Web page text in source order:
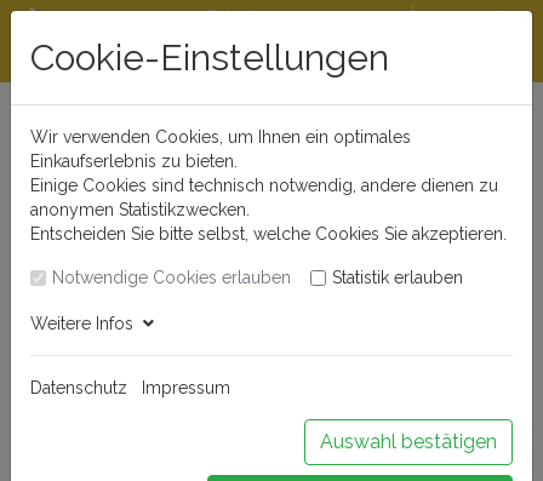
Beratungshotline
0721 - 830 777 0
Rabattstaffeln ab
300 €
Öffnungszeiten
Buchen Sie Ihr Weinseminar!
Cookie-Einstellungen
Wir verwenden Cookies, um Ihnen ein optimales
Einkaufserlebnis zu bieten.
Einige Cookies sind technisch notwendig, andere dienen zu
anonymen Statistikzwecken.
Entscheiden Sie bitte selbst, welche Cookies Sie akzeptieren.
Notwendige Cookies erlauben Statistik erlauben
Weitere Infos
Datenschutz Impressum
Auswahl bestätigen